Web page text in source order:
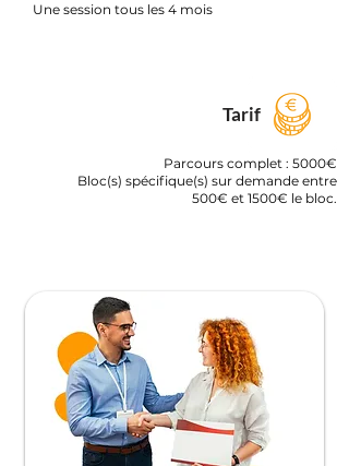
Une session tous les 4 mois
Tarif
Parcours complet : 5000€
Bloc(s) spécifique(s) sur demande entre
500€ et 1500€ le bloc.